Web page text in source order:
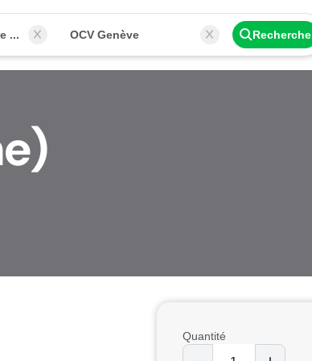
Coaching théorique (online) OCV Genève Recherche
Quantité